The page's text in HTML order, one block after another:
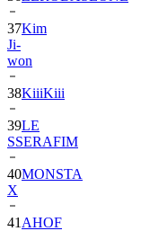
37Kim
Ji-
won
38KiiiKiii
39LE
SSERAFIM
40MONSTA
X
41 AHOF